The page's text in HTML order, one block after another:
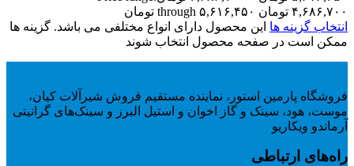
۴,۶۸۶,۷۰۰ تومان through ۵,۶۱۶,۴۵۰ تومان
انتخاب گزینه ها این محصول دارای انواع مختلفی می باشد. گزینه ها
ممکن است در صفحه محصول انتخاب شوند
فروشگاه پارمین استور، نماینده مستقیم فروش شیرآلات کیان،
موست، هود، سینک و گاز اخوان و استیل البرز و سینک‌های گرانیتی
آرماندو ویکاریو
راه‌های ارتباطی